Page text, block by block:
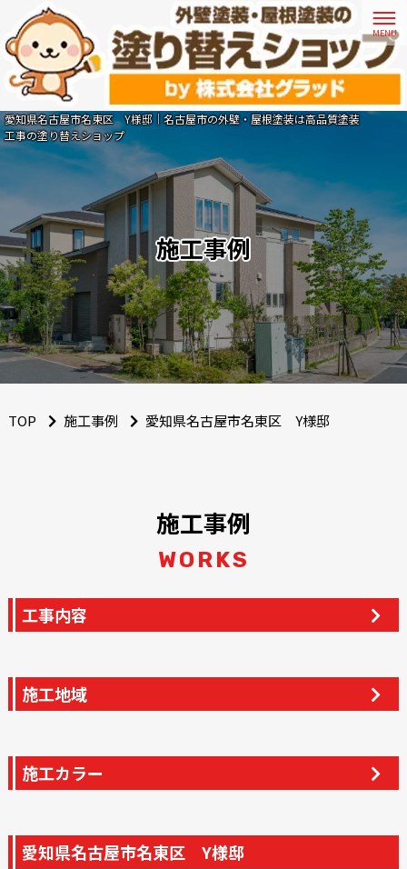
愛知県名古屋市名東区 Y様邸｜名古屋市の外壁・屋根塗装は高品質塗装
工事の塗り替えショップ
施工事例
TOP 施工事例 愛知県名古屋市名東区 Y様邸
施工事例
WORKS
工事内容
施工地域
施工カラー
愛知県名古屋市名東区 Y様邸